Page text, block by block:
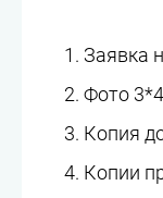
Заявка
Фото
Копия
Копии